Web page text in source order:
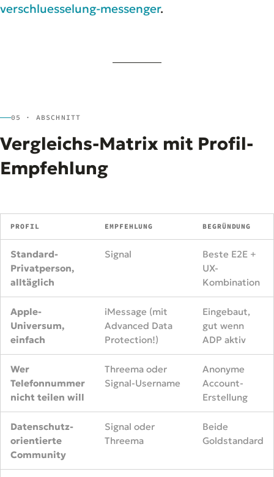
verschluesselung-messenger.
05 · ABSCHNITT
Vergleichs-Matrix mit Profil-
Empfehlung
PROFIL EMPFEHLUNG BEGRÜNDUNG
Standard-
Privatperson,
alltäglich
Signal
Beste E2E +
UX-
Kombination
Apple-
Universum,
einfach
iMessage (mit
Advanced Data
Protection!)
Eingebaut,
gut wenn
ADP aktiv
Wer
Telefonnummer
nicht teilen will
Threema oder
Signal-Username
Anonyme
Account-
Erstellung
Datenschutz-
orientierte
Community
Signal oder
Threema
Beide
Goldstandard